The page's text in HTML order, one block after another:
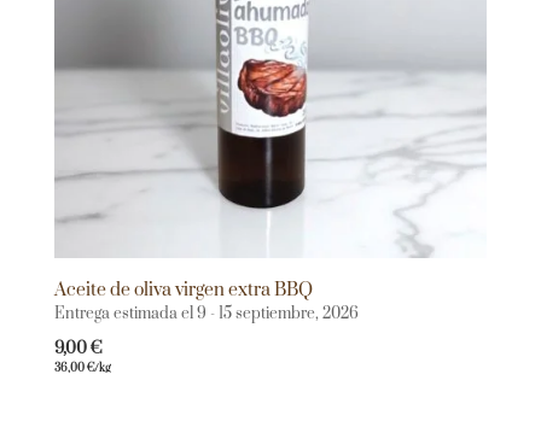
Aceite de oliva virgen extra BBQ
Entrega estimada el 9 - 15 septiembre, 2026
9,00€
36,00€/kg